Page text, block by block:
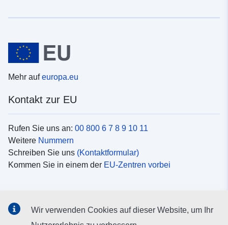
Mehr aufeuropa.eu
Kontakt zur EU
Rufen Sie uns an: 00 800 6 7 8 9 10 11
Weitere Nummern
Schreiben Sie uns (Kontaktformular)
Kommen Sie in einem der EU-Zentren vorbei
Wir verwenden Cookies auf dieser Website, um Ihr